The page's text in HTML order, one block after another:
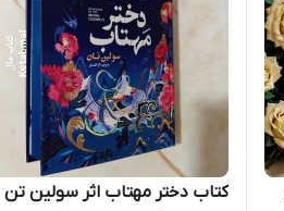
کتاب دختر مهتاب اثر سولین تن